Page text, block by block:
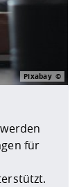
für
Pixabay